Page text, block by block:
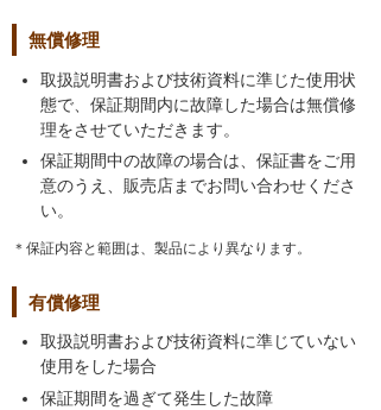
無償修理
取扱説明書および技術資料に準じた使用状
態で、保証期間内に故障した場合は無償修
理をさせていただきます。
保証期間中の故障の場合は、保証書をご用
意のうえ、販売店までお問い合わせくださ
い。
＊保証内容と範囲は、製品により異なります。
有償修理
取扱説明書および技術資料に準じていない
使用をした場合
保証期間を過ぎて発生した故障